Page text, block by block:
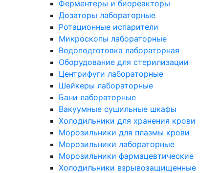
Ферментеры и биореакторы
Дозаторы лабораторные
Ротационные испарители
Микроскопы лабораторные
Водоподготовка лабораторная
Оборудование для стерилизации
Центрифуги лабораторные
Шейкеры лабораторные
Бани лабораторные
Вакуумные сушильные шкафы
Холодильники для хранения крови
Морозильники для плазмы крови
Морозильники лабораторные
Морозильники фармацевтические
Холодильники взрывозащищенные